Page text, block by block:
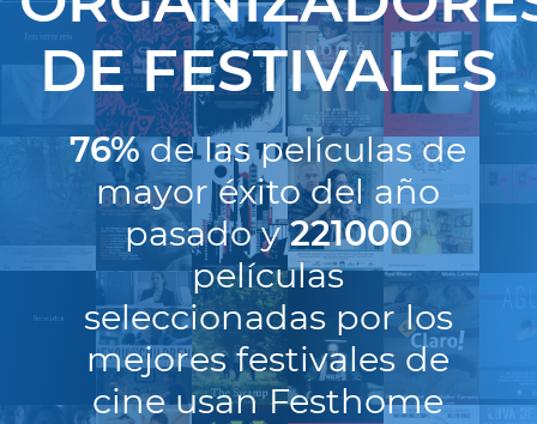
DE FESTIVALES
76%de las películas de
mayor éxito del año
pasado y221000
películas
seleccionadas por los
mejores festivales de
cine usan Festhome